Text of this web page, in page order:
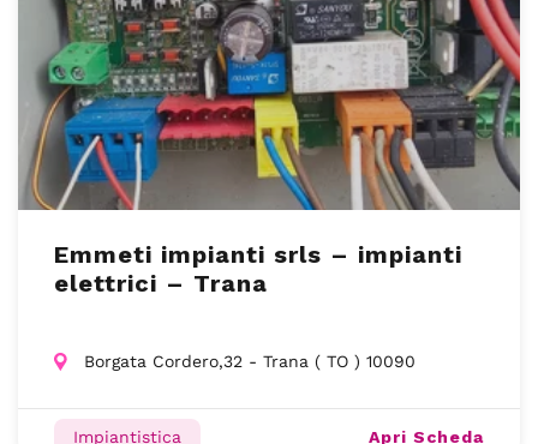
Emmeti impianti srls – impianti
elettrici – Trana
Borgata Cordero,32 - Trana ( TO ) 10090
Impiantistica Apri Scheda